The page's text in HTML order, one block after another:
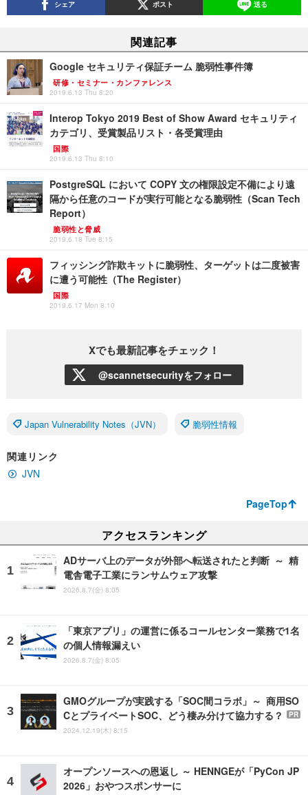
シェア ポスト 送る
関連記事
Google セキュリティ保証チーム 脆弱性事件簿
研修・セミナー・カンファレンス
2019.6.13 Thu 8:20
Interop Tokyo 2019 Best of Show Award セキュリティ
カテゴリ、受賞製品リスト・各受賞理由
国際
2019.6.13 Thu 8:10
PostgreSQL において COPY 文の権限設定不備により遠
隔から任意のコードが実行可能となる脆弱性（Scan Tech
Report）
脆弱性と脅威
2019.6.18 Tue 8:15
フィッシング詐欺キットに脆弱性、ターゲットは二度被害
に遭う可能性（The Register）
国際
2019.6.17 Mon 8:10
Xでも最新記事をチェック！
@scannetsecurityをフォロー
Japan Vulnerability Notes（JVN） 脆弱性情報
関連リンク
JVN
PageTop
アクセスランキング
ADサーバ上のデータが外部へ転送されたと判断 ～ 精
電舎電子工業にランサムウェア攻撃
2026.8.7(金) 8:05
「東京アプリ」の運営に係るコールセンター業務で1名
の個人情報漏えい
2026.8.7(金) 8:05
GMOグループが実践する「SOC間コラボ」～ 商用SO
CとプライベートSOC、どう棲み分けて協力する？
PR
2024.12.19(木) 8:15
オープンソースへの恩返し ～ HENNGEが「PyCon JP
2026」おやつスポンサーに